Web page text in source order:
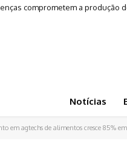
comprometem a produção
Notícias
em agtechs de alimentos cresce 85%